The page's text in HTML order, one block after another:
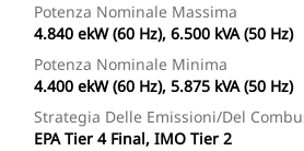
Potenza Nominale Massima
4.840 ekW (60 Hz), 6.500 kVA (50 Hz)
Potenza Nominale Minima
4.400 ekW (60 Hz), 5.875 kVA (50 Hz)
Strategia Delle Emissioni/del
EPA Tier 4 Final, IMO Tier 2